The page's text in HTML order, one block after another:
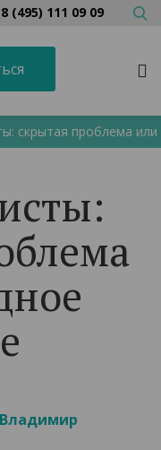
8 (495) 111 09 09
скрытая проблема